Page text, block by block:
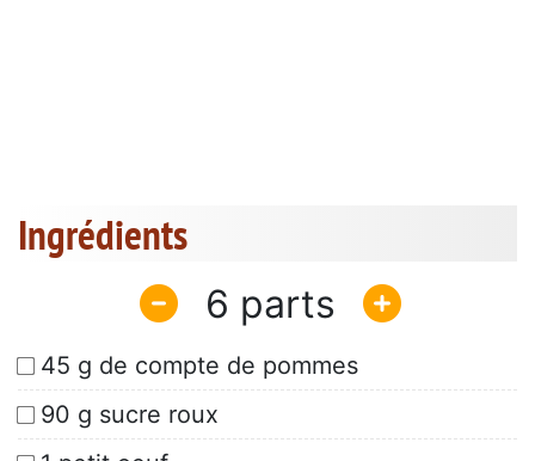
Ingrédients
6
45 g de compte de pommes
90 g sucre roux